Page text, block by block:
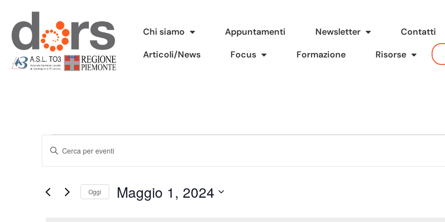
Vai
al
contenuto
Chi siamo Appuntamenti Newsletter Contatti
Articoli/News Focus Formazione Risorse
Eventi
Ricerca
viste
Inserisci
Cerca
Oggi Maggio 1, 2024